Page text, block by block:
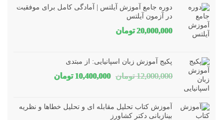
دوره جامع آموزش آیلتس | آمادگی کامل برای موفقیت
در آزمون آیلتس
20,000,000 تومان
پکیج آموزش زبان اسپانیایی: از مبتدی
12,000,000 تومان قیمت
بود.
10,400,000 تومانقیمت
است.
آموزش کتاب تحلیل مقابله ای و تحلیل خطاها و نظریه
بینازبانی دکتر کشاورز